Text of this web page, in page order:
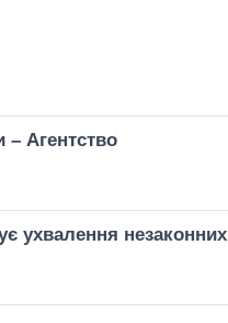
– Агентство
ухвалення незаконних